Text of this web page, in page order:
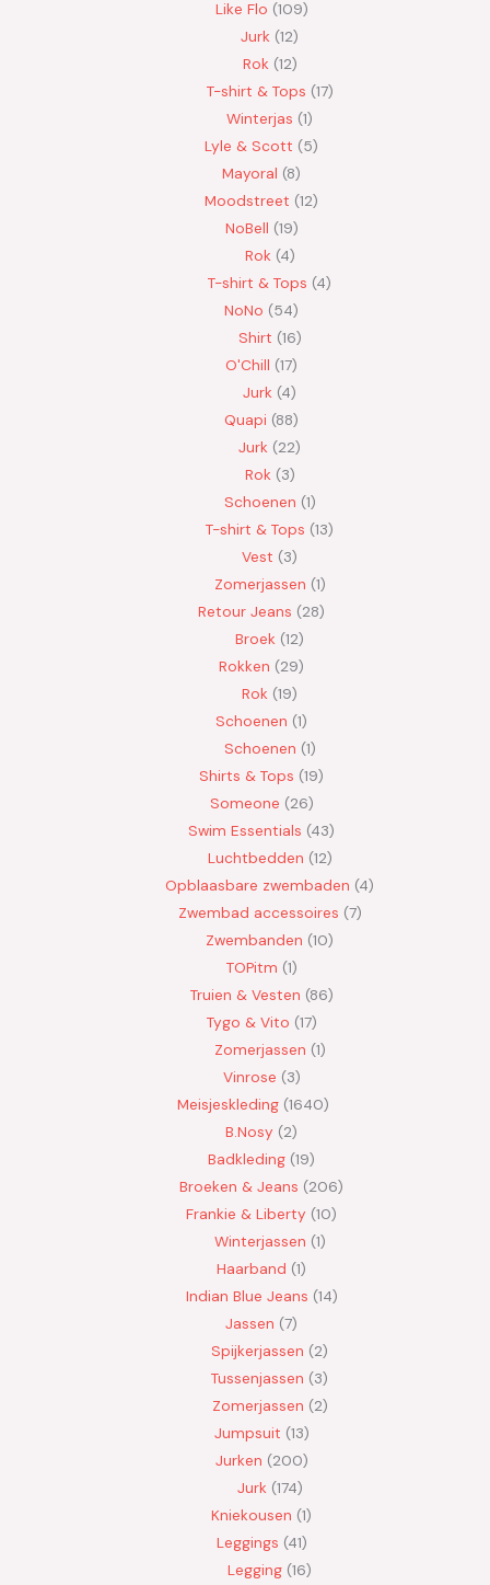
Like Flo 109
Jurk 12
Rok 12
T-shirt & Tops 17
Winterjas 1
Lyle & Scott
5
Mayoral 8
Moodstreet 12
NoBell 19
Rok 4
T-shirt & Tops 4
NoNo
54
Shirt 16
O'Chill 17
Jurk 4
Quapi 88
Jurk 22
Rok 3
Schoenen 1
T-shirt & Tops 13
Vest
3
Zomerjassen 1
Retour Jeans
28
Broek 12
Rokken
29
Rok 19
Schoenen 1
Schoenen 1
Shirts & Tops 19
Someone 26
Swim Essentials 43
Luchtbedden 12
Opblaasbare zwembaden 4
Zwembad accessoires 7
Zwembanden 10
TOPitm 1
Truien & Vesten 86
Tygo & Vito 17
Zomerjassen 1
Vinrose 3
Meisjeskleding 1640
B.Nosy
2
Badkleding 19
Broeken & Jeans
206
Frankie & Liberty 10
Winterjassen 1
Haarband 1
Indian Blue Jeans 14
Jassen 7
Spijkerjassen
2
Tussenjassen
3
Zomerjassen 2
Jumpsuit 13
Jurken 200
Jurk 174
Kniekousen 1
Leggings 41
Legging 16